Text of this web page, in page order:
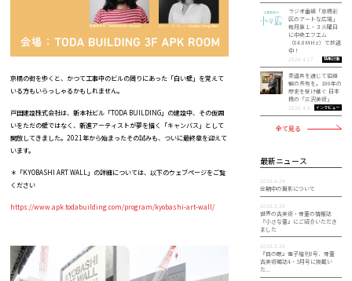
京橋の街を歩くと、かつて工事中のビルの周りにあった「白い壁」を覚えて
いる方もいらっしゃるかもしれません。
戸田建設株式会社は、新本社ビル「TODA BUILDING」の建設中、その仮囲
いをただの壁ではなく、新進アーティストが夢を描く「キャンバス」として
開放してきました。2021年から始まったその試みも、ついに最終章を迎えて
います。
＊「KYOBASHI ART WALL」の詳細については、以下のウェブページをご覧
ください
https://www.apk.todabuilding.com/program/kyobashi-art-wall/
ラジオ番組「京橋彩
区のアートな広場」
毎月第１・３火曜日
に中央エフエム
（84.0MHz）で放送
中！
2026.4.17 特集記事
茶道具を通じて価値
観の共有を。100年の
歴史を受け継ぐ 日本
橋の「三沢美術」
2026.4.9 インタビュー
全て見る
最新ニュース
2026.4.24
会期中の撮影について
2026.3.28
世界の古美術・骨董の情報誌
『小さな蕾』にご紹介いただき
ました
2026.3.28
『目の眼』電子増刊8号、骨董
古美術雑誌4・5月号に掲載い
た...